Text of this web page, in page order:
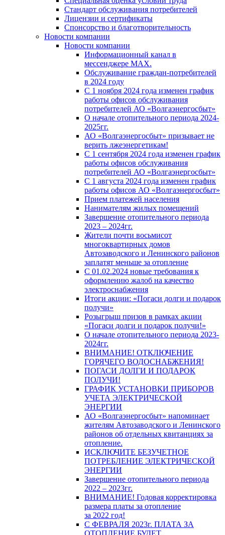
Стандарт обслуживания потребителей
Лицензии и сертификаты
Спонсорство и благотворительность
Новости компании
Новости компании
Информационный канал в
мессенджере MAX.
Обслуживание граждан-потребителей
в 2024 году
С 1 ноября 2024 года изменен график
работы офисов обслуживания
потребителей АО «Волгаэнергосбыт»
О начале отопительного периода 2024-
2025гг.
АО «Волгаэнергосбыт» призывает не
верить лжеэнергетикам!
С 1 сентября 2024 года изменен график
работы офисов обслуживания
потребителей АО «Волгаэнергосбыт»
С 1 августа 2024 года изменен график
работы офисов АО «Волгаэнергосбыт»
Прием платежей населения
Нанимателям жилых помещений
Завершение отопительного периода
2023 – 2024гг.
Жители почти восьмисот
многоквартирных домов
Автозаводского и Ленинского районов
заплатят меньше за отопление
С 01.02.2024 новые требования к
оформлению жалоб на качество
электроснабжения
Итоги акции: «Погаси долги и подарок
получи»
Розыгрыш призов в рамках акции
«Погаси долги и подарок получи!»
О начале отопительного периода 2023-
2024гг.
ВНИМАНИЕ! ОТКЛЮЧЕНИЕ
ГОРЯЧЕГО ВОДОСНАБЖЕНИЯ!
ПОГАСИ ДОЛГИ И ПОДАРОК
ПОЛУЧИ!
ГРАФИК УСТАНОВКИ ПРИБОРОВ
УЧЕТА ЭЛЕКТРИЧЕСКОЙ
ЭНЕРГИИ
АО «Волгаэнергосбыт» напоминает
жителям Автозаводского и Ленинского
районов об отдельных квитанциях за
отопление.
ИСКЛЮЧИТЕ БЕЗУЧЕТНОЕ
ПОТРЕБЛЕНИЕ ЭЛЕКТРИЧЕСКОЙ
ЭНЕРГИИ
Завершение отопительного периода
2022 – 2023гг.
ВНИМАНИЕ! Годовая корректировка
размера платы за отопление
за 2022 год!
С ФЕВРАЛЯ 2023г. ПЛАТА ЗА